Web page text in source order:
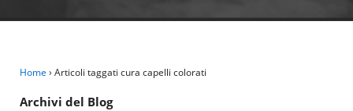
Home › Articoli taggati cura capelli colorati
Archivi del Blog